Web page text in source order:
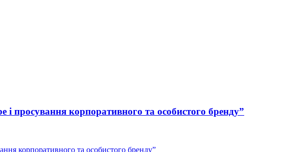
просування корпоративного та особистого бренду”